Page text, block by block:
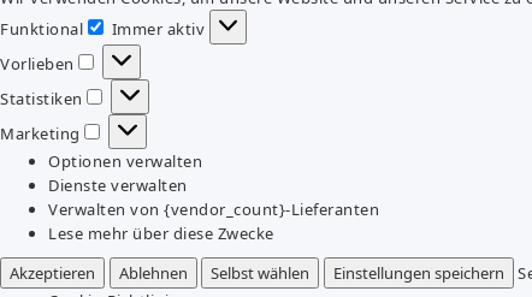
Funktional
Funktional
Immer aktiv
Vorlieben
Vorlieben
Statistiken
Statistiken
Marketing
Marketing
Optionen verwalten
Dienste verwalten
Verwalten von {vendor_count}-Lieferanten
Lese mehr über diese Zwecke
Akzeptieren
Ablehnen Selbst wählen Einstellungen speichern